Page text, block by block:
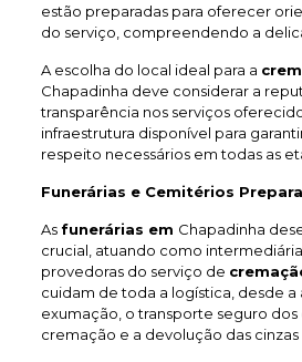
estão preparadas para oferecer
do serviço, compreendendo a
A escolha do local ideal para a
Chapadinha deve considerar a
transparência nos serviços
infraestrutura disponível para
respeito necessários em todas as
Funerárias e Cemitérios
As funerárias em Chapadinha
crucial, atuando como
provedoras do serviço de
cuidam de toda a logística, desde a
exumação, o transporte seguro dos
cremação e a devolução das cinzas